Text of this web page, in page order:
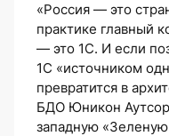
«Россия — это
практике главный
— это 1С. И если
1С «источником
превратится в
БДО Юникон
западную